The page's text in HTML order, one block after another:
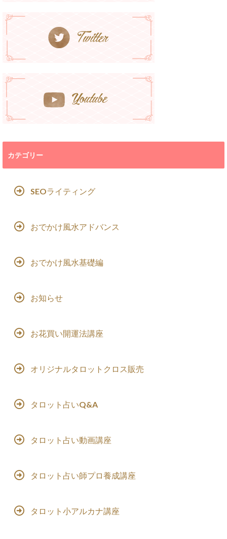
カテゴリー
SEOライティング
おでかけ風水アドバンス
おでかけ風水基礎編
お知らせ
お花買い開運法講座
オリジナルタロットクロス販売
タロット占いQ&A
タロット占い動画講座
タロット占い師プロ養成講座
タロット小アルカナ講座